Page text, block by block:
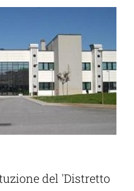
del 'Distretto